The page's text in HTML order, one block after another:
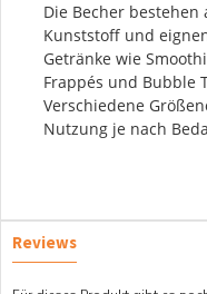
Die Becher bestehen
Kunststoff und
Getränke wie
Frappés und Bubble
Verschiedene
Nutzung je nach
Reviews